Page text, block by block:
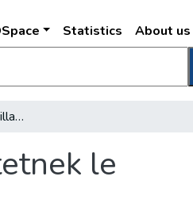
Statistics About us
Tizenegy kilométer új villamosvágányt fektetnek le Budapesten
le